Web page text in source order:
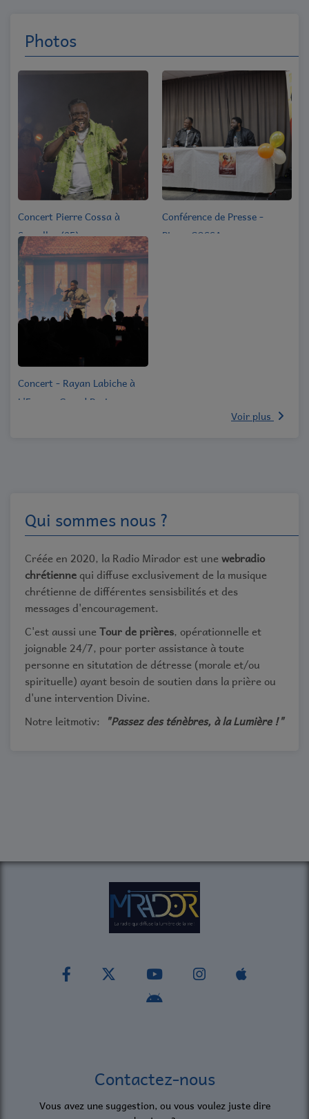
Photos
Concert Pierre Cossa à
Sarcelles (95)
Concert - Rayan Labiche à
L'Espace Grand Paris
Conférence de Presse -
Pierre COSSA
Voir plus
Qui sommes nous ?
Créée en 2020, la Radio Mirador est unewebradio
chrétiennequi diffuse exclusivement de la musique
chrétienne de différentes sensisbilités et des
messages d'encouragement.
C'est aussi uneTour de prières, opérationnelle et
joignable 24/7, pour porter assistance à toute
personne en situtation de détresse (morale et/ou
spirituelle) ayant besoin de soutien dans la prière ou
d'une intervention Divine.
Notre leitmotiv: "Passez des ténèbres, à la Lumière !"
Contactez-nous
Vous avez une suggestion, ou vous voulez juste dire